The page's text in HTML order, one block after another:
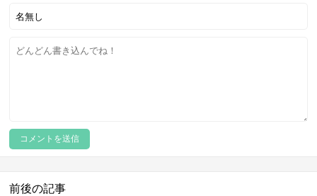
前後の記事